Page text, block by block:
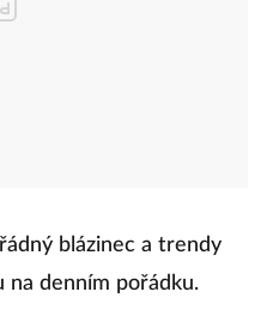
blázinec a trendy
na denním pořádku.